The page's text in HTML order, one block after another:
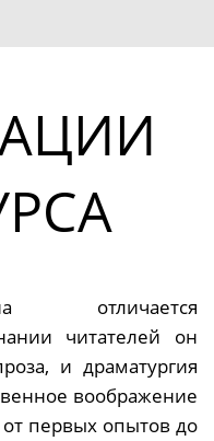
отличается
читателей он
и драматургия
воображение
первых опытов до